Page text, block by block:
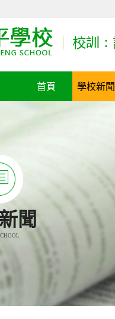
首頁 學校新聞
聞